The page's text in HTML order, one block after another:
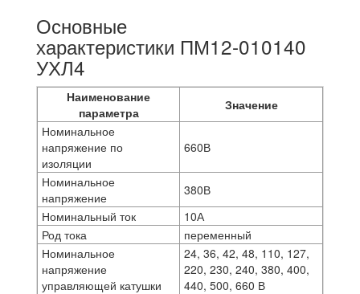
Основные
характеристики ПМ12-010140
УХЛ4
Наименование
параметра
Значение
Номинальное
напряжение по
изоляции
660В
Номинальное
напряжение
380В
Номинальный ток
10А
Род тока
переменный
Номинальное
напряжение
управляющей катушки
24, 36, 42, 48, 110, 127,
220, 230, 240, 380, 400,
440, 500, 660 В